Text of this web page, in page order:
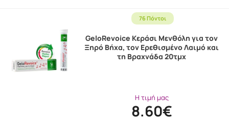
76 Πόντοι
GeloRevoice Κεράσι Μενθόλη για τον
Ξηρό Βήχα, τον Ερεθισμένο Λαιμό και
τη Βραχνάδα 20τμχ
Η τιμή μας
8.60€